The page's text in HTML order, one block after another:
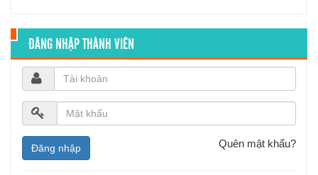
ĐĂNG NHẬP THÀNH VIÊN
Quên mật khẩu?